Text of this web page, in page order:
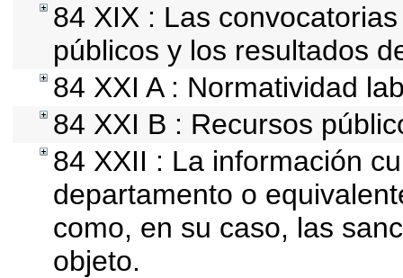
84 XIX : Las
públicos y los resultados
84 XXI A : Normatividad
84 XXI B : Recursos
84 XXII : La información
departamento o
como, en su caso, las
objeto.